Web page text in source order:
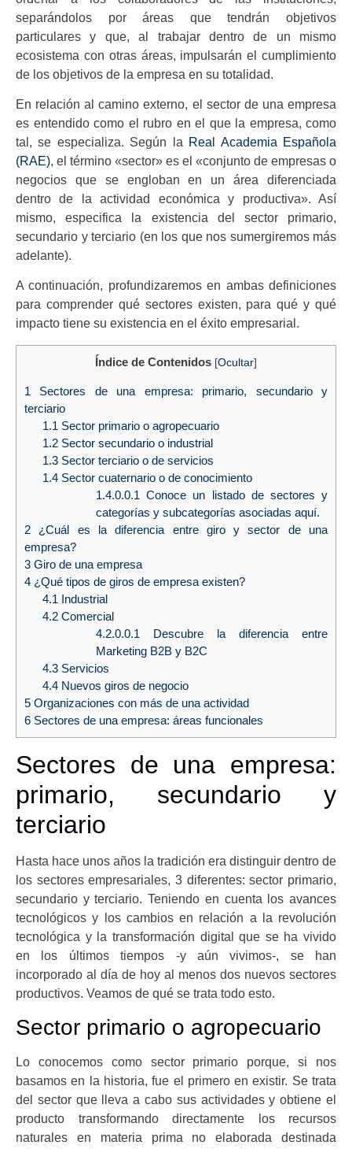
separándolos por áreas que tendrán objetivos
particulares y que, al trabajar dentro de un mismo
ecosistema con otras áreas, impulsarán el cumplimiento
de los objetivos de la empresa en su totalidad.
En relación al camino externo, el sector de una empresa
es entendido como el rubro en el que la empresa, como
tal, se especializa. Según la Real Academia Española
(RAE), el término «sector» es el «conjunto de empresas o
negocios que se engloban en un área diferenciada
dentro de la actividad económica y productiva». Así
mismo, especifica la existencia del sector primario,
secundario y terciario (en los que nos sumergiremos más
adelante).
A continuación, profundizaremos en ambas definiciones
para comprender qué sectores existen, para qué y qué
impacto tiene su existencia en el éxito empresarial.
Índice de Contenidos [Ocultar]
1 Sectores de una empresa: primario, secundario y
terciario
1.1 Sector primario o agropecuario
1.2Sector secundario o industrial
1.3Sector terciario o de servicios
1.4Sector cuaternario o de conocimiento
1.4.0.0.1 Conoce un listado de sectores y
categorías y subcategorías asociadas aquí.
2 ¿Cuál es la diferencia entre giro y sector de una
empresa?
3 Giro de una empresa
4 ¿Qué tipos de giros de empresa existen?
4.1 Industrial
4.2Comercial
4.2.0.0.1 Descubre la diferencia entre
Marketing B2B y B2C
4.3Servicios
4.4Nuevos giros de negocio
5 Organizaciones con más de una actividad
6 Sectores de una empresa: áreas funcionales
Sectores de una empresa:
primario, secundario y
terciario
Hasta hace unos años la tradición era distinguir dentro de
los sectores empresariales, 3 diferentes: sector primario,
secundario y terciario. Teniendo en cuenta los avances
tecnológicos y los cambios en relación a la revolución
tecnológica y la transformación digital que se ha vivido
en los últimos tiempos -y aún vivimos-, se han
incorporado al día de hoy al menos dos nuevos sectores
productivos. Veamos de qué se trata todo esto.
Sector primario o agropecuario
Lo conocemos como sector primario porque, si nos
basamos en la historia, fue el primero en existir. Se trata
del sector que lleva a cabo sus actividades y obtiene el
producto transformando directamente los recursos
naturales en materia prima no elaborada destinada